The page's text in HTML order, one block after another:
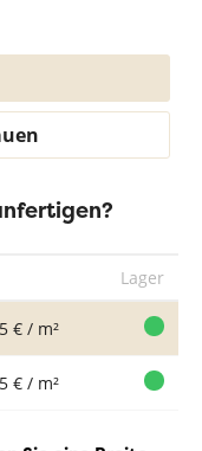
Lager
€ / m²
€ / m²